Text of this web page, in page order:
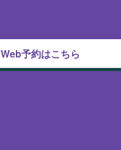
Web予約はこちら